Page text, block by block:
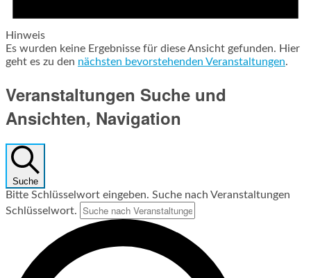
Hinweis
Es wurden keine Ergebnisse für diese Ansicht gefunden. Hier
geht es zu den nächsten bevorstehenden Veranstaltungen.
Veranstaltungen Suche und
Ansichten, Navigation
Suche
Bitte Schlüsselwort eingeben. Suche nach Veranstaltungen
Schlüsselwort.